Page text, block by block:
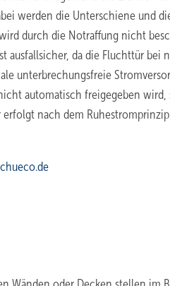
werden die Unterschiene und
durch die Notraffung nicht
ausfallsicher, da die Fluchttür bei
unterbrechungsfreie
automatisch freigegeben
nach dem